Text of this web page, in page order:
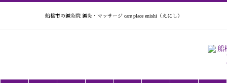
船橋市の鍼灸院 鍼灸・マッサージ care place enishi（えにし）